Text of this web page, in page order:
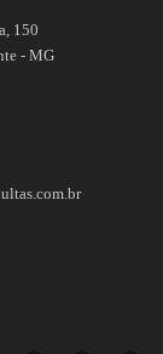
150
- MG